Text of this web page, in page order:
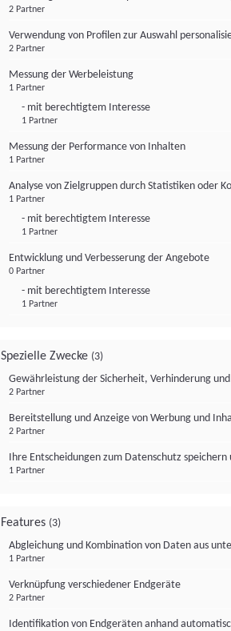
2 Partner
Verwendung von Profilen zur Auswahl
2 Partner
Messung der Werbeleistung
1 Partner
- mit berechtigtem Interesse
1 Partner
Messung der Performance von Inhalten
1 Partner
Analyse von Zielgruppen durch Statistiken oder
1 Partner
- mit berechtigtem Interesse
1 Partner
Entwicklung und Verbesserung der Angebote
0 Partner
- mit berechtigtem Interesse
1 Partner
Spezielle Zwecke (3)
Gewährleistung der Sicherheit, Verhinderung
2 Partner
Bereitstellung und Anzeige von Werbung und
2 Partner
Ihre Entscheidungen zum Datenschutz
1 Partner
Features (3)
Abgleichung und Kombination von Daten aus
1 Partner
Verknüpfung verschiedener Endgeräte
2 Partner
Identifikation von Endgeräten anhand